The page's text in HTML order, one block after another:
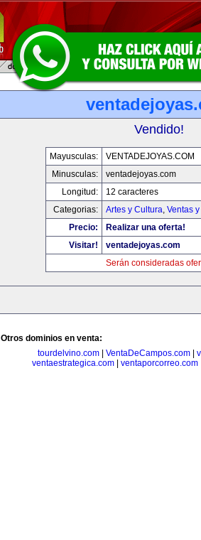
Vendido!
Mayusculas:
VENTADEJOYAS.COM
Minusculas:
ventadejoyas.com
Longitud:
12 caracteres
Categorias:
Artes y Cultura, Ventas
Precio:
Realizar una oferta!
Visitar!
ventadejoyas.com
Serán consideradas
Otros dominios en venta:
tourdelvino.com| VentaDeCampos.com|
ventaestrategica.com| ventaporcorreo.com